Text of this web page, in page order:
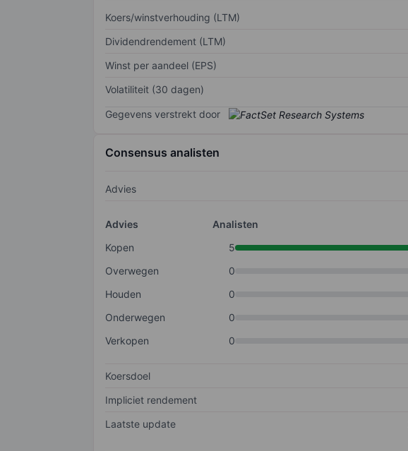
Koers/winstverhouding (LTM)
Dividendrendement (LTM)
Winst per aandeel (EPS)
Volatiliteit (30 dagen)
Gegevens verstrekt door
Consensus analisten
Advies
Advies
Analisten
Kopen
5
Overwegen
0
Houden
0
Onderwegen
0
Verkopen
0
Koersdoel
Impliciet rendement
Laatste update